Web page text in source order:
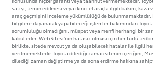
satışı, temin edilmesi veya ikinci el araçla ilgili bakım, kaza
araç geçmişini inceleme yükümlülüğü de
bilgilere dayanarak yapabileceği işlemler bakımından
sorumluluğu olmadığını, müspet veya menfi herhangi bir
kabul eder. Web Sitesi'nin hatasız olması için her türlü
birlikte, sitede mevcut ya da oluşabilecek hatalar ile ilgili
verilmemektedir. Toyota dilediği zaman sitenin içeriğini,
dilediği zaman değiştirme ya da sona erdirme hakkına